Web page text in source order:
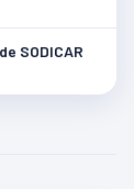
SODICAR